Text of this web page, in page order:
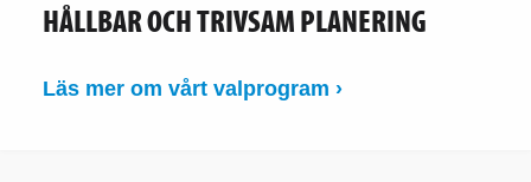
HÅLLBAR OCH TRIVSAM PLANERING
Läs mer om vårt valprogram ›